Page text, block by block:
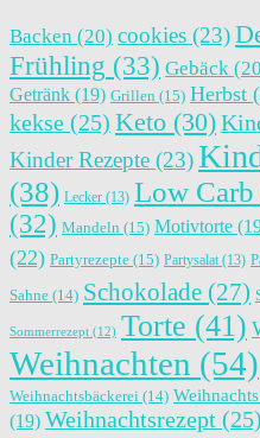
Backen (20) cookies (23)
Frühling (33) Gebäck
Getränk (19) Grillen (15) Herbst
kekse (25) Keto (30)
Kinder Rezepte (23)
(38) Lecker (13) Low Carb
(32) Mandeln (15) Motivtorte
(22) Partyrezepte (15) Partysalat (13)
Sahne (14) Schokolade (27)
Sommerrezept (12) Torte (41)
Weihnachten (54)
Weihnachtsbäckerei (14)
(19) Weihnachtsrezept (25)